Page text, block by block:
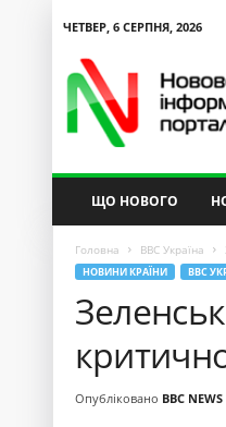
ЧЕТВЕР, 6 СЕРПНЯ, 2026
ЩО НОВОГО
Головна BBC Україна
НОВИНИ КРАЇНИ BBC
Опубліковано BBC